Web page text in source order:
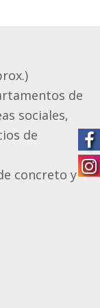
de
sociales,
de
concreto y